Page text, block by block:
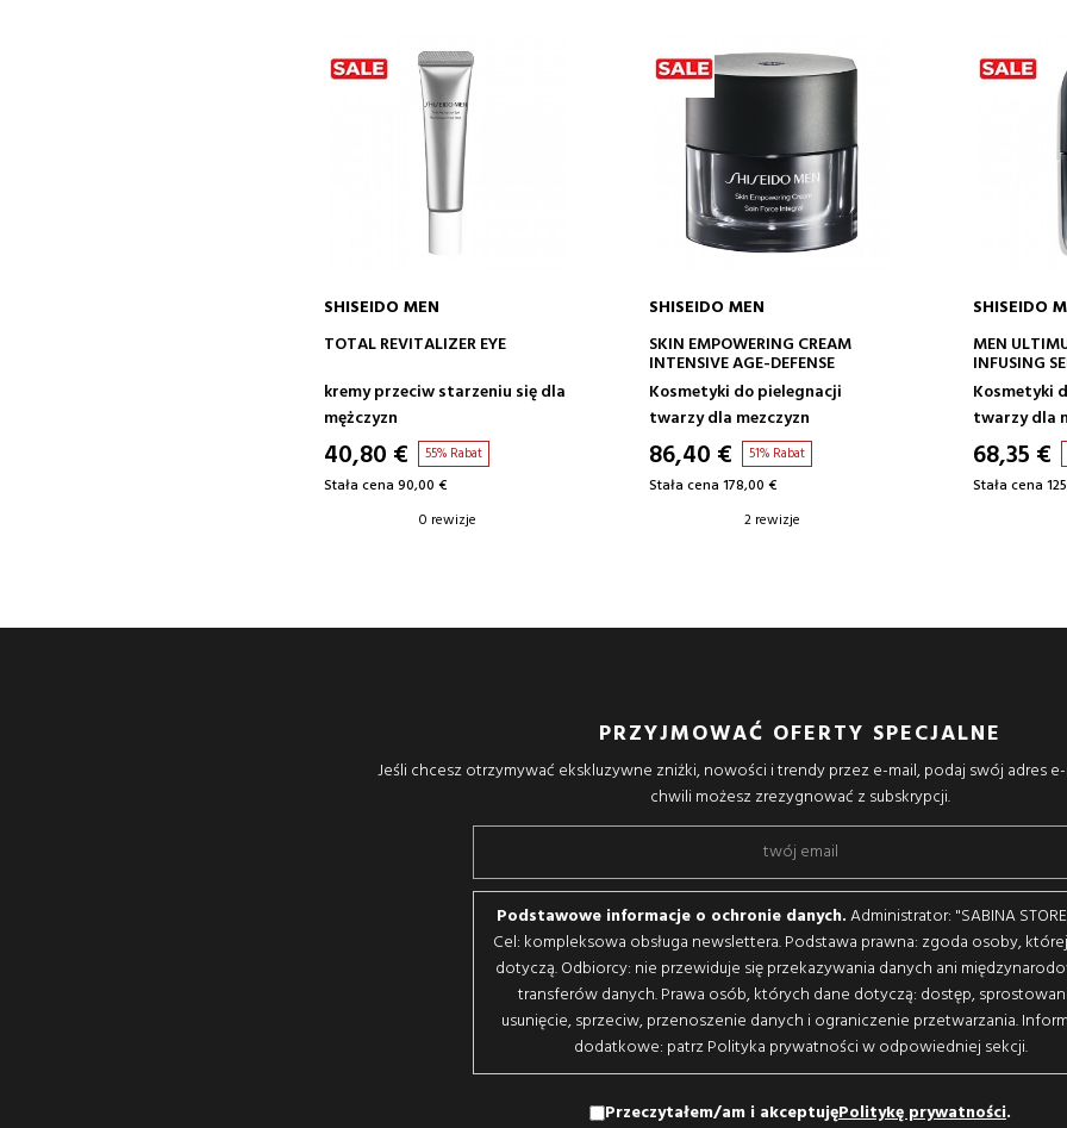
DODAJ DO KOSZYKA
SHISEIDO MEN
TOTAL REVITALIZER EYE
kremy przeciw starzeniu się dla
mężczyzn
40,80 € 55% Rabat
Stała cena 90,00 €
0 rewizje
DODAJ DO KOSZYKA
SHISEIDO MEN
SKIN EMPOWERING CREAM
INTENSIVE AGE-DEFENSE
Kosmetyki do pielegnacji
twarzy dla mezczyzn
86,40 € 51% Rabat
Stała cena 178,00 €
2 rewizje
SHISEIDO
MEN
INFUSING
ZABIEG
Kosmetyki
twarzy dla
68,35 €
Stała cena
PRZYJMOWAĆ OFERTY SPECJALNE
Jeśli chcesz otrzymywać ekskluzywne zniżki, nowości i trendy przez e-mail, podaj swój adres
chwili możesz zrezygnować z subskrypcji.
Podstawowe informacje o ochronie danych.Administrator: "SABINA
Cel: kompleksowa obsługa newslettera. Podstawa prawna: zgoda osoby,
dotyczą. Odbiorcy: nie przewiduje się przekazywania danych ani
transferów danych. Prawa osób, których dane dotyczą: dostęp,
usunięcie, sprzeciw, przenoszenie danych i ograniczenie przetwarzania.
dodatkowe: patrz Polityka prywatności w odpowiedniej sekcji.
Przeczytałem/am i akceptujęPolitykę prywatności.